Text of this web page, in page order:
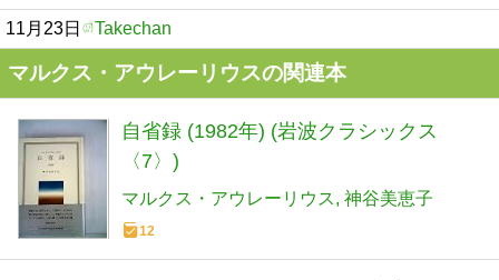
11月23日 Takechan
マルクス・アウレーリウスの関連本
自省録 (1982年) (岩波クラシックス
〈7〉)
マルクス・アウレーリウス 神谷美恵子
12